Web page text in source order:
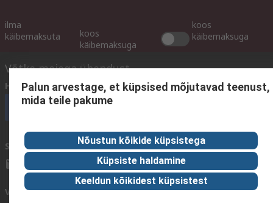
ilma
käibemaksuta
koos
käibemaksuga
koos
käibemaksuga
Võtke meiega ühendust
Helistage meile (E - R 9.00 - 16.00)
Helistage kohe klienditeenindusse
Saatke meile e-kiri vastame tavaliselt 24 tunni jooksul.
sales@rsdelivers.ee
Võtke meiega ühendust
Palun arvestage, et küpsised mõjutavad teenust,
mida teile pakume
Nõustun kõikide küpsistega
Küpsiste haldamine
Keeldun kõikidest küpsistest